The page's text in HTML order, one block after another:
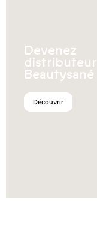
Devenez
distributeur
Beautysané
Découvrir